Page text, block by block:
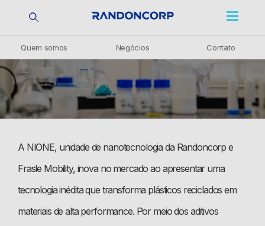
A NIONE, unidade de nanotecnologia da Randoncorp e
Frasle Mobility, inova no mercado ao apresentar uma
tecnologia inédita que transforma plásticos reciclados em
materiais de alta performance. Por meio dos aditivos